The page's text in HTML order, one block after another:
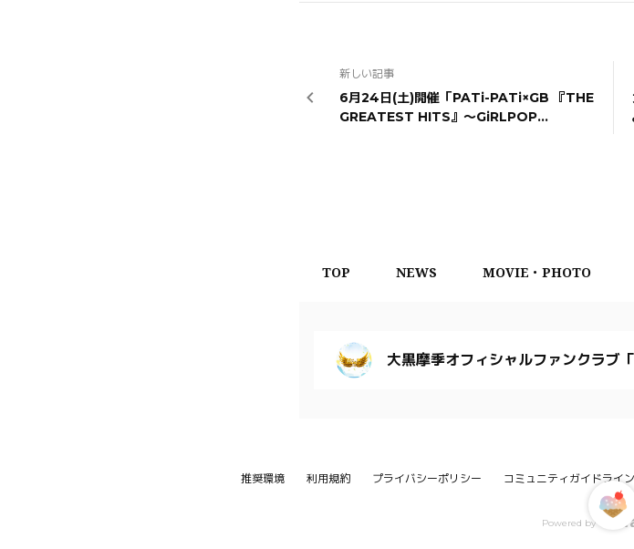
新しい記事
6月24日(土)開催「PATi-PATi×GB 『THE
GREATEST HITS』〜GiRLPOP
TOP NEWS MOVIE・PHOTO
大黒摩季オフィシャルファンクラブ
推奨環境 利用規約 プライバシーポリシー コミュニティガイドライン
Powered by